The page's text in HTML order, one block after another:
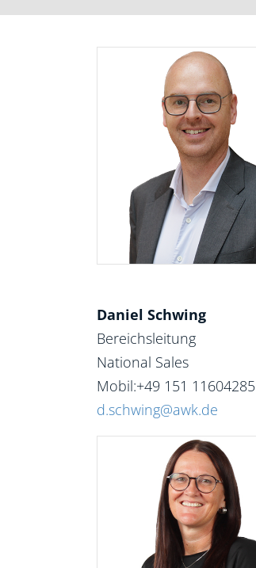
Daniel Schwing
Bereichsleitung
National Sales
Mobil:+49 151 11604285
d.schwing@awk.de